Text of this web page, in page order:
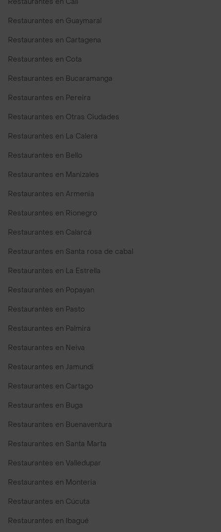
Restaurantes en Guaymaral
Restaurantes en Cartagena
Restaurantes en Cota
Restaurantes en Bucaramanga
Restaurantes en Pereira
Restaurantes en Otras Ciudades
Restaurantes en La Calera
Restaurantes en Bello
Restaurantes en Manizales
Restaurantes en Armenia
Restaurantes en Rionegro
Restaurantes en Calarcá
Restaurantes en Santa rosa de cabal
Restaurantes en La Estrella
Restaurantes en Popayan
Restaurantes en Pasto
Restaurantes en Palmira
Restaurantes en Neiva
Restaurantes en Jamundi
Restaurantes en Cartago
Restaurantes en Buga
Restaurantes en Buenaventura
Restaurantes en Santa Marta
Restaurantes en Valledupar
Restaurantes en Monteria
Restaurantes en Cúcuta
Restaurantes en Ibagué